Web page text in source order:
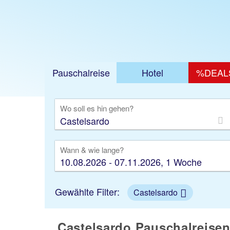
Pauschalreise Hotel
Wo soll es hin gehen?
Wann & wie lange?
10.08.2026 - 07.11.2026, 1 Woche
Gewählte Filter: Castelsardo